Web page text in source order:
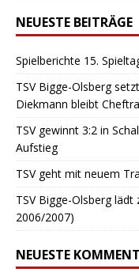
NEUESTE BEITRÄGE
Spielberichte 15.
TSV Bigge-Olsberg
Diekmann bleibt
TSV gewinnt 3:2 in
Aufstieg
TSV geht mit neuem
TSV Bigge-Olsberg lädt
2006/2007)
NEUESTE